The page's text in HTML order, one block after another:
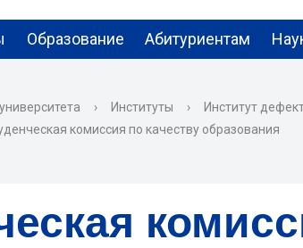
Образование Абитуриентам
› Институты › Институт
комиссия по качеству образования